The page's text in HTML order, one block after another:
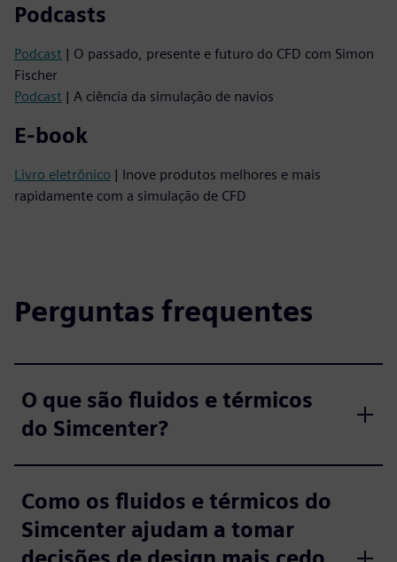
Podcasts
Podcast | O passado, presente e futuro do CFD com Simon
Fischer
Podcast | A ciência da simulação de navios
E-book
Livro eletrônico | Inove produtos melhores e mais
rapidamente com a simulação de CFD
Perguntas frequentes
O que são fluidos e térmicos
do Simcenter?
Como os fluidos e térmicos do
Simcenter ajudam a tomar